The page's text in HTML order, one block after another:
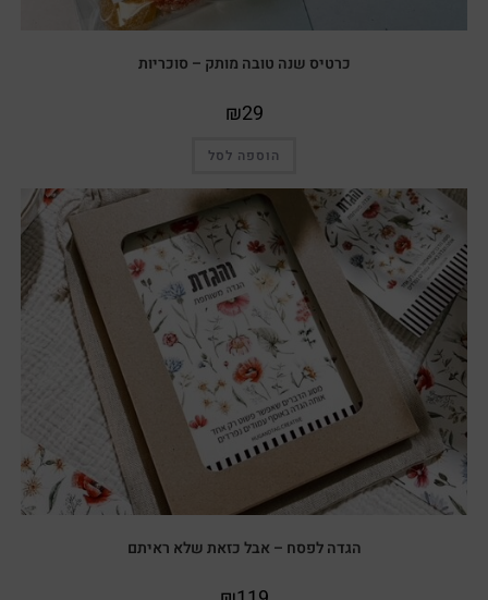
כרטיס שנה טובה מותק – סוכריות
₪29
הוספה לסל
הגדה לפסח – אבל כזאת שלא ראיתם